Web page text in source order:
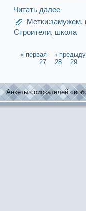
Читать далее
Метки:замужем,
Строители, школа
« первая
‹
27
28 29
Анкеты соискaтелей